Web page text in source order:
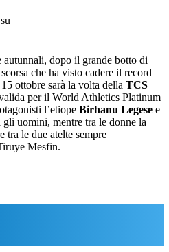
autunnali, dopo il grande botto di
che ha visto cadere il record
ottobre sarà la volta della TCS
per il World Athletics Platinum
l’etiope Birhanu Legese e
gli uomini, mentre tra le donne la
tra le due atelte sempre
Mesfin.